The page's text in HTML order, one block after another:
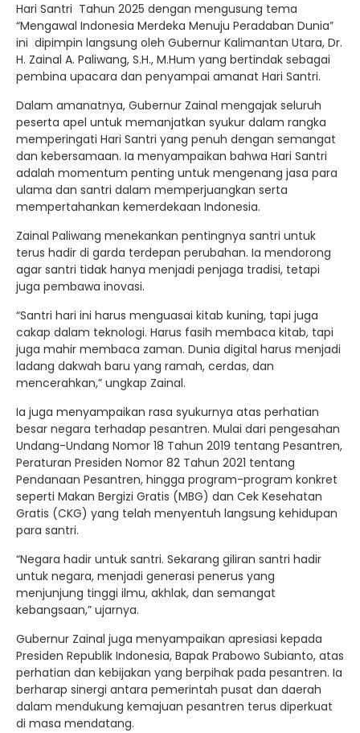
Hari Santri Tahun 2025 dengan mengusung tema
“Mengawal Indonesia Merdeka Menuju Peradaban Dunia”
ini dipimpin langsung oleh Gubernur Kalimantan Utara, Dr.
H. Zainal A. Paliwang, S.H., M.Hum yang bertindak sebagai
pembina upacara dan penyampai amanat Hari Santri.
Dalam amanatnya, Gubernur Zainal mengajak seluruh
peserta apel untuk memanjatkan syukur dalam rangka
memperingati Hari Santri yang penuh dengan semangat
dan kebersamaan. Ia menyampaikan bahwa Hari Santri
adalah momentum penting untuk mengenang jasa para
ulama dan santri dalam memperjuangkan serta
mempertahankan kemerdekaan Indonesia.
Zainal Paliwang menekankan pentingnya santri untuk
terus hadir di garda terdepan perubahan. Ia mendorong
agar santri tidak hanya menjadi penjaga tradisi, tetapi
juga pembawa inovasi.
“Santri hari ini harus menguasai kitab kuning, tapi juga
cakap dalam teknologi. Harus fasih membaca kitab, tapi
juga mahir membaca zaman. Dunia digital harus menjadi
ladang dakwah baru yang ramah, cerdas, dan
mencerahkan,” ungkap Zainal.
Ia juga menyampaikan rasa syukurnya atas perhatian
besar negara terhadap pesantren. Mulai dari pengesahan
Undang-Undang Nomor 18 Tahun 2019 tentang Pesantren,
Peraturan Presiden Nomor 82 Tahun 2021 tentang
Pendanaan Pesantren, hingga program-program konkret
seperti Makan Bergizi Gratis (MBG) dan Cek Kesehatan
Gratis (CKG) yang telah menyentuh langsung kehidupan
para santri.
“Negara hadir untuk santri. Sekarang giliran santri hadir
untuk negara, menjadi generasi penerus yang
menjunjung tinggi ilmu, akhlak, dan semangat
kebangsaan,” ujarnya.
Gubernur Zainal juga menyampaikan apresiasi kepada
Presiden Republik Indonesia, Bapak Prabowo Subianto, atas
perhatian dan kebijakan yang berpihak pada pesantren. Ia
berharap sinergi antara pemerintah pusat dan daerah
dalam mendukung kemajuan pesantren terus diperkuat
di masa mendatang.